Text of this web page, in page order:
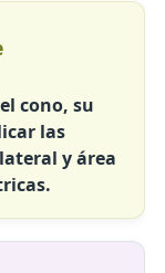
cono, su
las
y área